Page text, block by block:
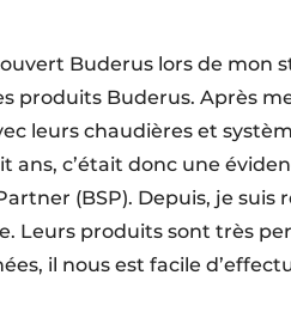
Buderus lors de
produits Buderus. Après
leurs chaudières et
ans, c’était donc une
(BSP). Depuis, je
Leurs produits sont très
il nous est facile